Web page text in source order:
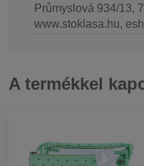
Průmyslová 934/13,
www.stoklasa.hu,
A termékkel